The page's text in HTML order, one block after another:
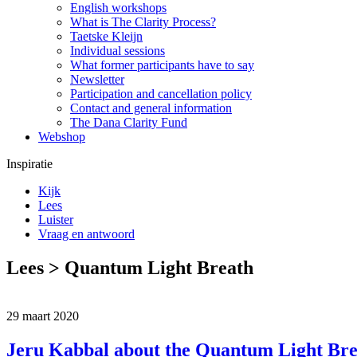
English workshops
What is The Clarity Process?
Taetske Kleijn
Individual sessions
What former participants have to say
Newsletter
Participation and cancellation policy
Contact and general information
The Dana Clarity Fund
Webshop
Inspiratie
Kijk
Lees
Luister
Vraag en antwoord
Lees > Quantum Light Breath
29 maart 2020
Jeru Kabbal about the Quantum Light